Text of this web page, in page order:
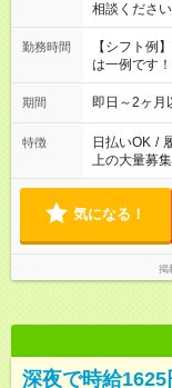
相談ください
勤務時間
【シフト例
は一例です
期間 即日～2ヶ
特徴 日払いOK /
上の大量募集
気になる！
掲
深夜で時給